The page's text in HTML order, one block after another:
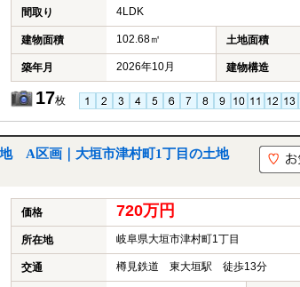
間取り 4LDK
建物面積 102.68㎡ 土地面積
築年月 2026年10月 建物構造
17枚
A区画｜大垣市津村町1丁目の土地
価格 720万円
所在地 岐阜県大垣市津村町1丁目
交通 樽見鉄道 東大垣駅 徒歩13分